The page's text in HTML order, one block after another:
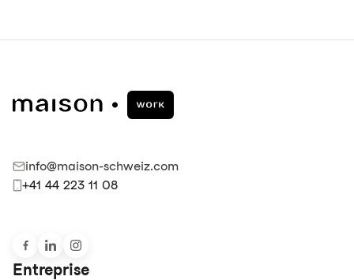
info@maison-schweiz.com
+41 44 223 11 08
Entreprise